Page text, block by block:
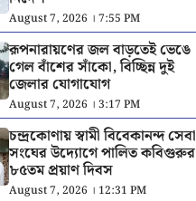
August 7, 2026 । 7:55 PM
রূপনারায়ণের জল বাড়তেই ভেঙে
গেল বাঁশের সাঁকো, বিচ্ছিন্ন দুই
জেলার যোগাযোগ
August 7, 2026 । 3:17 PM
চন্দ্রকোণায় স্বামী বিবেকানন্দ সেবা
সংঘের উদ্যোগে পালিত কবিগুরুর
৮৫তম প্রয়াণ দিবস
August 7, 2026 । 12:31 PM